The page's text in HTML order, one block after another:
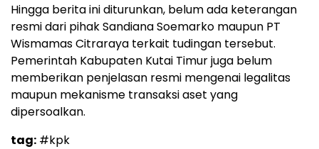
Hingga berita ini diturunkan, belum ada keterangan
resmi dari pihak Sandiana Soemarko maupun PT
Wismamas Citraraya terkait tudingan tersebut.
Pemerintah Kabupaten Kutai Timur juga belum
memberikan penjelasan resmi mengenai legalitas
maupun mekanisme transaksi aset yang
dipersoalkan.
tag: #kpk